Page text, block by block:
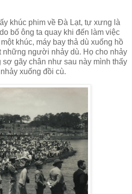
khúc phim về Đà Lạt, tự xưng là
bố ông ta quay khi đến làm việc
khúc, máy bay thả dù xuống hồ
những người nhảy dù. Họ cho nhảy
sợ gãy chân như sau này mình thấy
xuống đồi cù.